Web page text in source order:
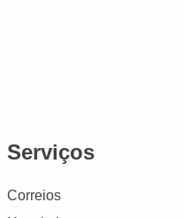
Serviços
Correios